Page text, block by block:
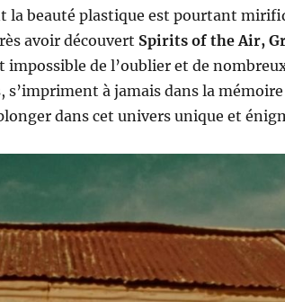
la beauté plastique est pourtant
avoir découvert Spirits of the Air,
impossible de l’oublier et de
s’impriment à jamais dans la
dans cet univers unique et